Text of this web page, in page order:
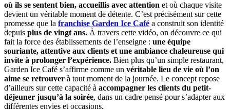
où ils se sentent bien, accueillis avec attention et où chaque visite
devient un véritable moment de détente. C’est précisément sur cette
promesse que la franchise Garden Ice Café a construit son identité
depuis plus de vingt ans. À travers cette vidéo, on découvre ce qui
fait la force des établissements de l’enseigne : une équipe
souriante, attentive aux clients et une ambiance chaleureuse qui
invite à prolonger l’expérience. Bien plus qu’un simple restaurant,
Garden Ice Café s’affirme comme un véritable lieu de vie où l’on
aime se retrouver à tout moment de la journée. Le concept repose
d’ailleurs sur cette capacité à accompagner les clients du petit-
déjeuner jusqu’à la soirée, dans un cadre pensé pour s’adapter aux
différentes envies et occasions.